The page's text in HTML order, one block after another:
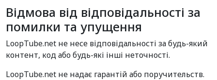
Відмова від відповідальності за
помилки та упущення
LoopTube.net не несе відповідальності за будь-який
контент, код або будь-які інші неточності.
LoopTube.net не надає гарантій або поручительств.